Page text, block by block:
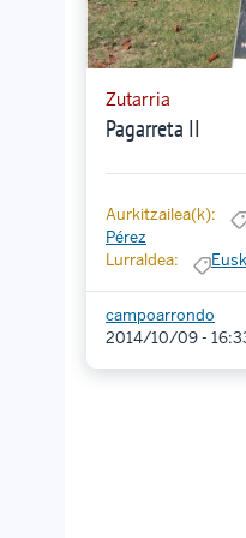
Zutarria
Pagarreta II
Aurkitzailea(k):
Pérez
Lurraldea:
campoarrondo
2014/10/09 -